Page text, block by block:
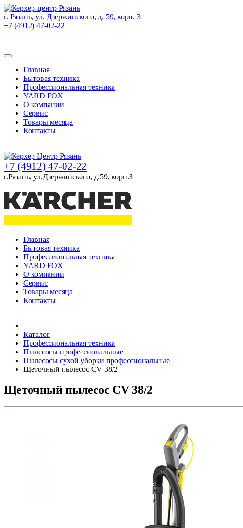
г. Рязань, ул. Дзержинского, д. 59, корп. 3
+7 (4912) 47-02-22
Главная
Бытовая техника
Профессиональная техника
YARD FOX
О компании
Сервис
Товары месяца
Контакты
+7 (4912) 47-02-22
г.Рязань, ул.Дзержинского, д.59, корп.3
Главная
Бытовая техника
Профессиональная техника
YARD FOX
О компании
Сервис
Товары месяца
Контакты
Каталог
Профессиональная техника
Пылесосы профессиональные
Пылесосы сухой уборки профессиональные
Щеточный пылесос CV 38/2
Щеточный пылесос CV 38/2